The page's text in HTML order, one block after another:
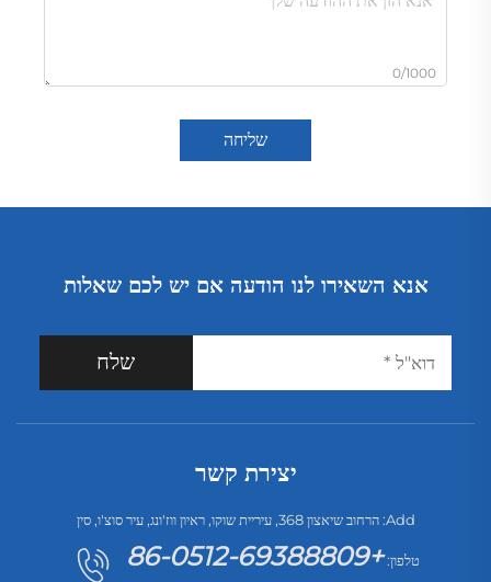
0/1000
שליחה
אנא השאירו לנו הודעה אם יש לכם שאלות
שלח
יצירת קשר
Add: הרחוב שיאצון 368, עיריית שוקו, ראיון ווז'ונג, עיר סוצ'ו, סין
טלפון:+86-0512-69388809